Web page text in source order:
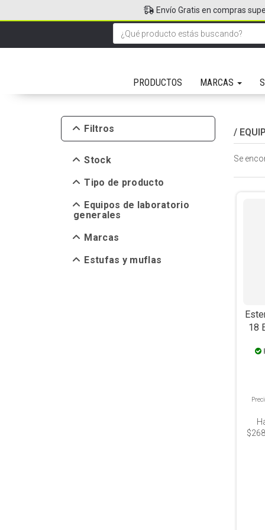
PRODUCTOS MARCAS
Envío Gratis en compras
Filtros
Stock
Tipo de producto
Equipos de laboratorio
generales
Marcas
Estufas y muflas
/
Se
18